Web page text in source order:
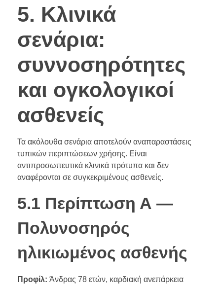
5. Κλινικά
σενάρια:
συννοσηρότητες
και ογκολογικοί
ασθενείς
Τα ακόλουθα σενάρια αποτελούν αναπαραστάσεις
τυπικών περιπτώσεων χρήσης. Είναι
αντιπροσωπευτικά κλινικά πρότυπα και δεν
αναφέρονται σε συγκεκριμένους ασθενείς.
5.1 Περίπτωση Α —
Πολυνοσηρός
ηλικιωμένος ασθενής
Προφίλ: Άνδρας 78 ετών, καρδιακή ανεπάρκεια